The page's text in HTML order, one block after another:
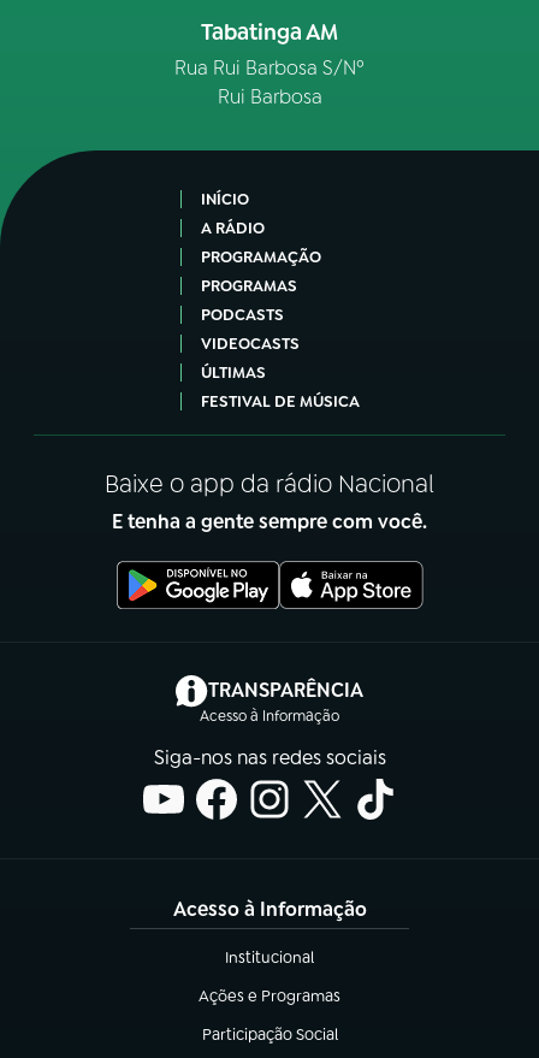
Tabatinga AM
Rua Rui Barbosa S/Nº
Rui Barbosa
INÍCIO
A RÁDIO
PROGRAMAÇÃO
PROGRAMAS
PODCASTS
VIDEOCASTS
ÚLTIMAS
FESTIVAL DE MÚSICA
Baixe o app da rádio Nacional
E tenha a gente sempre com você.
TRANSPARÊNCIA
Acesso à Informação
(abre em nova aba)
Siga-nos nas redes sociais
Acesso à Informação
Institucional
(abre em nova aba)
Ações e Programas
(abre em nova aba)
Participação Social
(abre em nova aba)